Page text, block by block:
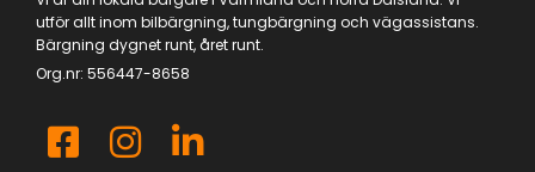
utför allt inom bilbärgning, tungbärgning och vägassistans.
Bärgning dygnet runt, året runt.
Org.nr: 556447-8658